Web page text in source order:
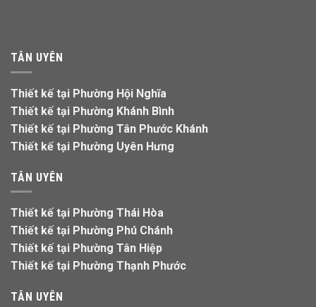
TÂN UYÊN
Thiết kế tại Phường Hội Nghĩa
Thiết kế tại Phường Khánh Bình
Thiết kế tại Phường Tân Phước Khánh
Thiết kế tại Phường Uyên Hưng
TÂN UYÊN
Thiết kế tại Phường Thái Hòa
Thiết kế tại Phường Phú Chánh
Thiết kế tại Phường Tân Hiệp
Thiết kế tại Phường Thạnh Phước
TÂN UYÊN